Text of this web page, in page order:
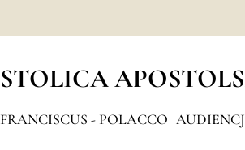
STOLICA
FRANCISCUS - POLACCO